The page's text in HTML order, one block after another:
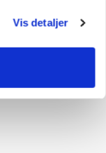
Vis detaljer
kan give